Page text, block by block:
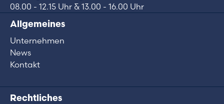
08.00 - 12.15 Uhr & 13.00 - 16.00 Uhr
Allgemeines
Unternehmen
News
Kontakt
Rechtliches